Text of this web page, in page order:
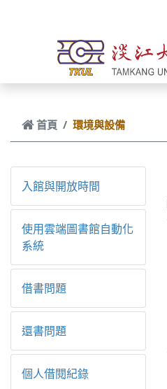
首頁 環境與設備
入館與開放時間
使用雲端圖書館自動化
系統
借書問題
還書問題
個人借閱紀錄